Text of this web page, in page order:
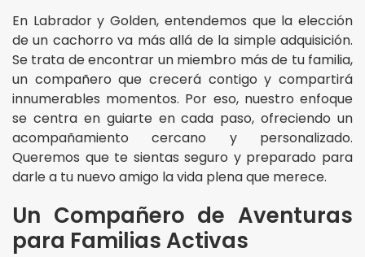
En Labrador y Golden, entendemos que la elección
de un cachorro va más allá de la simple adquisición.
Se trata de encontrar un miembro más de tu familia,
un compañero que crecerá contigo y compartirá
innumerables momentos. Por eso, nuestro enfoque
se centra en guiarte en cada paso, ofreciendo un
acompañamiento cercano y personalizado.
Queremos que te sientas seguro y preparado para
darle a tu nuevo amigo la vida plena que merece.
Un Compañero de Aventuras
para Familias Activas